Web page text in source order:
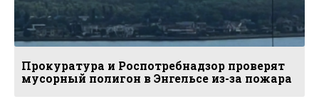
Прокуратура и Роспотребнадзор проверят
мусорный полигон в Энгельсе из-за пожара